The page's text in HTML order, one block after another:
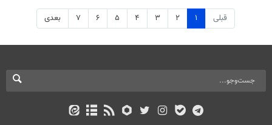
قبلی ۱ ۲ ۳ ۴ ۵ ۶ ۷ بعدی